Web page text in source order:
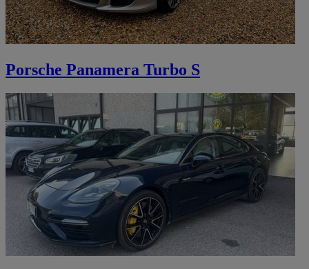
Porsche Panamera Turbo S